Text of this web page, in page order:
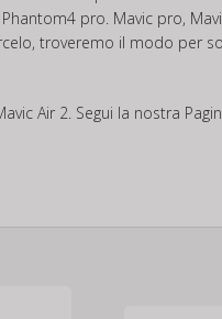
pro. Mavic pro,
troveremo il modo per
Air 2. Segui la nostra